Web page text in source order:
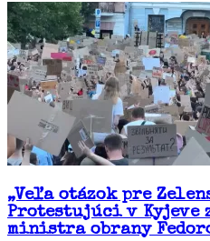
„Veľa otázok pre
Protestujúci v Kyjeve
ministra obrany